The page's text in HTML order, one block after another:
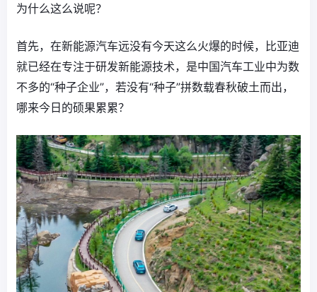
为什么这么说呢？
首先，在新能源汽车远没有今天这么火爆的时候，比亚迪
就已经在专注于研发新能源技术，是中国汽车工业中为数
不多的“种子企业”，若没有“种子”拼数载春秋破土而出，
哪来今日的硕果累累？